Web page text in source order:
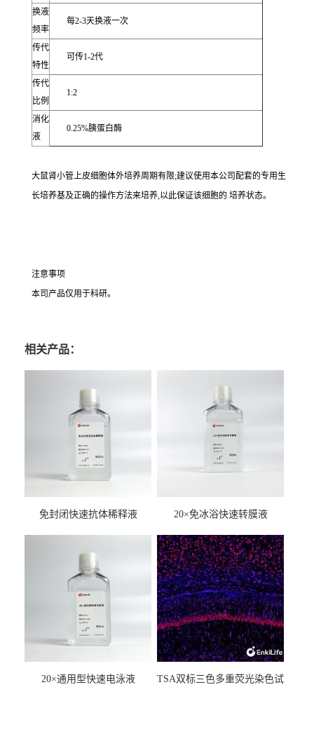
换液
频率
每2-3天换液一次
传代
特性
可传1-2代
传代
比例
1:2
消化
液
0.25%胰蛋白酶
大鼠肾小管上皮细胞体外培养周期有限;建议使用本公司配套的专用生
长培养基及正确的操作方法来培养,以此保证该细胞的 培养状态。
注意事项
本司产品仅用于科研。
相关产品：
免封闭快速抗体稀释液 20×免冰浴快速转膜液
20×通用型快速电泳液
TSA双标三色多重荧光染色试